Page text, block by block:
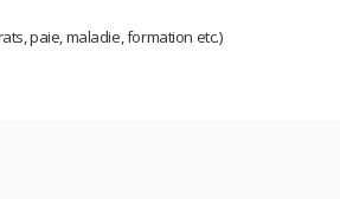
paie, maladie, formation etc.)